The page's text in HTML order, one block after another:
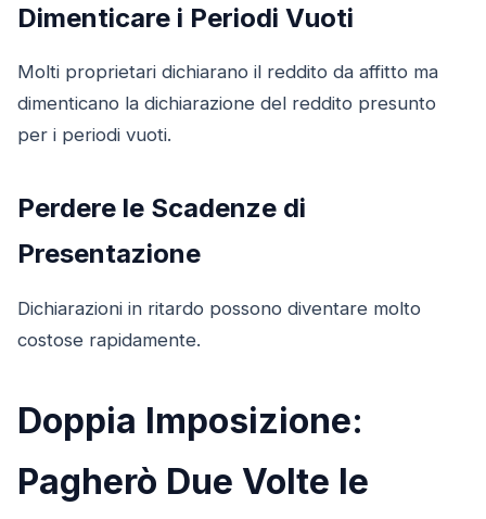
Dimenticare i Periodi Vuoti
Molti proprietari dichiarano il reddito da affitto ma
dimenticano la dichiarazione del reddito presunto
per i periodi vuoti.
Perdere le Scadenze di
Presentazione
Dichiarazioni in ritardo possono diventare molto
costose rapidamente.
Doppia Imposizione:
Pagherò Due Volte le